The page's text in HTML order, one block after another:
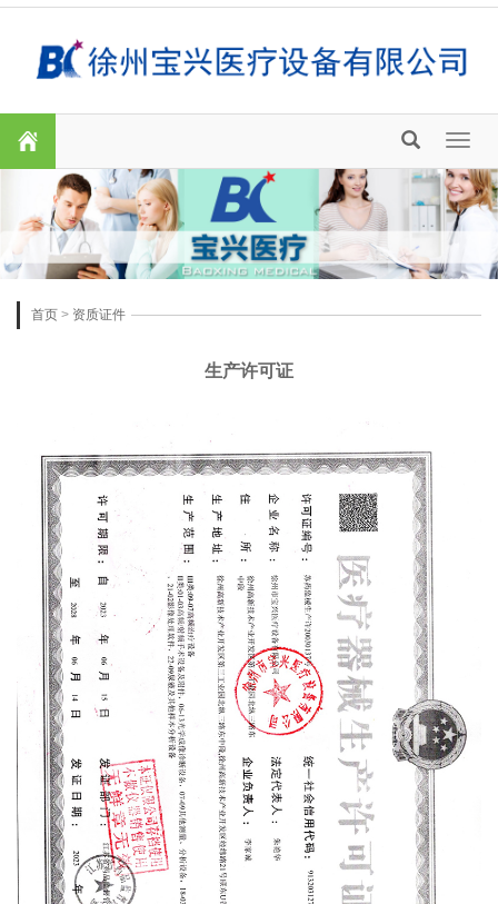
首页 > 资质证件
生产许可证